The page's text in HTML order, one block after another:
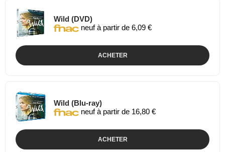
Wild (DVD)
neuf à partir de 6,09 €
ACHETER
Wild (Blu-ray)
neuf à partir de 16,80 €
ACHETER